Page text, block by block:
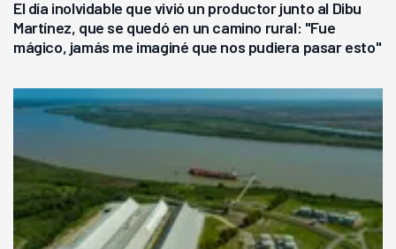
El día inolvidable que vivió un productor junto al Dibu
Martínez, que se quedó en un camino rural: "Fue
mágico, jamás me imaginé que nos pudiera pasar esto"